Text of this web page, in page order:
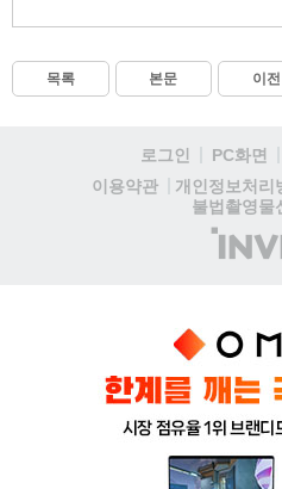
목록 본문 이전
로그인 PC화면
이용약관
개인정보처리
불법촬영물
(
인